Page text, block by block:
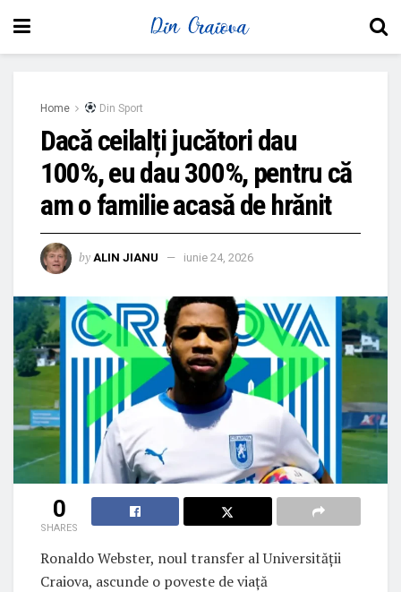
Home Din Sport
Dacă ceilalți jucători dau
100%, eu dau 300%, pentru că
am o familie acasă de hrănit
by ALIN JIANU iunie 24, 2026
0
SHARES
Ronaldo Webster, noul transfer al Universității
Craiova, ascunde o poveste de viață